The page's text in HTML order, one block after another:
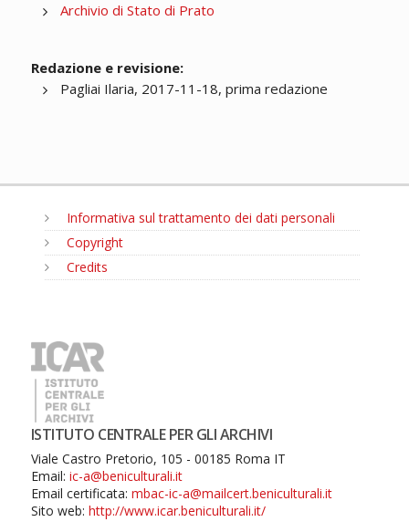
Archivio di Stato di Prato
Redazione e revisione:
Pagliai Ilaria, 2017-11-18, prima redazione
Informativa sul trattamento dei dati personali
Copyright
Credits
ISTITUTO CENTRALE PER GLI ARCHIVI
Viale Castro Pretorio, 105 - 00185 Roma IT
Email: ic-a@beniculturali.it
Email certificata: mbac-ic-a@mailcert.beniculturali.it
Sito web: http://www.icar.beniculturali.it/